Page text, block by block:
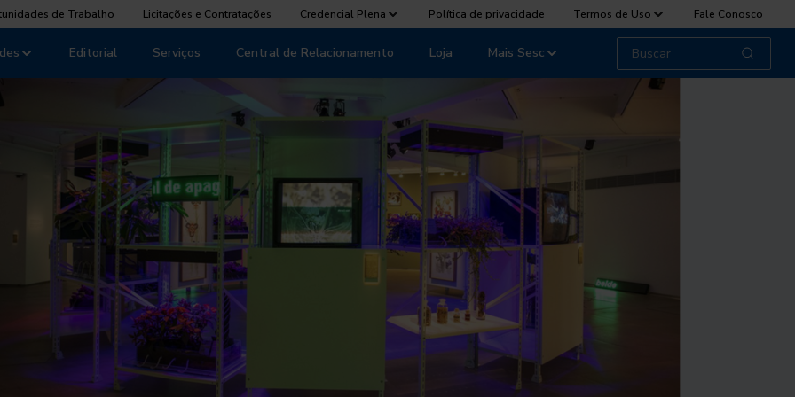
de Trabalho Licitações e Contratações Credencial Plena Política de privacidade Termos de Uso Fale Conosco
Editorial Serviços Central de Relacionamento Loja Mais Sesc